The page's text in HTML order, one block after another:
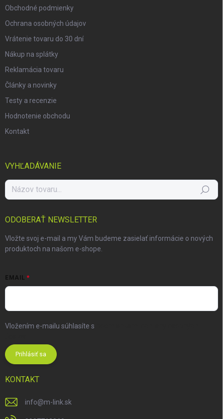
Obchodné podmienky
Ochrana osobných údajov
Vrátenie tovaru do 30 dní
Nákup na splátky
Reklamácia tovaru
Články a novinky
Testy a recenzie
Hodnotenie obchodu
Kontakt
VYHĽADÁVANIE
Hľadať
ODOBERAŤ NEWSLETTER
Vložte svoj e-mail a my Vám budeme zasielať informácie o nových
produktoch na našom e-shope.
EMAIL
Vložením e-mailu súhlasíte s
Prihlásiť sa
KONTAKT
info@m-link.sk